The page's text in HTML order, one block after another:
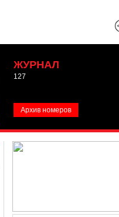
ЖУРНАЛ
127
Архив номеров